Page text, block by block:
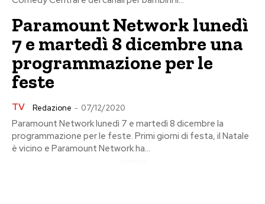
Paramount Network lunedì
7 e martedì 8 dicembre una
programmazione per le
feste
TV Redazione - 07/12/2020
Paramount Network lunedì 7 e martedì 8 dicembre la
programmazione per le feste. Primi giorni di festa, il Natale
è vicino e Paramount Network ha...